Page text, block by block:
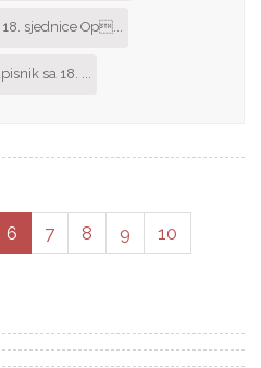
sjednice Op...
sa 18. ...
6 7 8 9
10